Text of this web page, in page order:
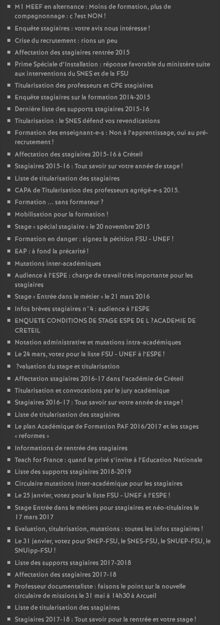
M1 MEEFen alternance : Moins de formation, plus de
compagnonnage : c?est NON !
Enquête stagiaires : votre avis nous intéresse!
Crise du recrutement : rions un peu
Affectation des stagiaires rentrée 2015
Prime Spéciale d’Installation : réponse favorable du ministère suite
aux interventions duSNESet de la FSU
Titularisation des professeurs etCPE stagiaires
Enquête stagiaires sur la formation 2014-2015
Dernière liste des supports stagiaires 2015-16
Titularisation : leSNESdéfend vos revendications
Formation des enseignant-e-s : Non à l’apprentissage, oui au pré-
recrutement!
Affectation des stagiaires 2015-16 à Créteil
Stagiaires 2015-16 : Tout savoir sur votre année de stage!
Liste de titularisation des stagiaires
CAPAde Titularisation des professeurs agrégé-e-s 2015.
Formation ... sans formateur?
Mobilisation pour la formation !
Stage «spécial stagiaire» le 20 novembre 2015
Formation en danger : signez la pétition FSU - UNEF!
EAP : à fond la précarité!
Mutations inter-académiques
Audience à l’ESPE : charge de travail très importante pour les
stagiaires
Stage « Entrée dans le métier» le 21 mars 2016
Infos brèves stagiaires n°4 : audience à l’ESPE
ENQUETE CONDITIONS DE STAGE ESPE DE L?ACADEMIE DE
CRETEIL
Notation administrative et mutations intra-académiques
Le 24 mars, votez pour la liste FSU - UNEFà l’ESPE !
?valuation du stage et titularisation
Affectation stagiaires 2016-17 dans l’académie de Créteil
Titularisation et convocations par le jury académique
Stagiaires 2016-17 : Tout savoir sur votre année de stage!
Liste de titularisation des stagiaires
Le plan Académique de Formation PAF2016/2017 et les stages
« reformes »
Informations de rentrée des stagiaires
Teach for France : quand le privé s’invite à l’Education Nationale
Liste des supports stagiaires 2018-2019
Circulaire mutations inter-académique pour les stagiaires
Le 25 janvier, votez pour la liste FSU - UNEFà l’ESPE !
Stage Entrée dans le métiers pour stagiaires et néo-titulaires le
17 mars 2017
Evaluation, titularisation, mutations : toutes les infos stagiaires !
Le 31 janvier, votez pourSNEP-FSU, leSNES-FSU, leSNUEP-FSU, le
SNUipp-FSU !
Liste des supports stagiaires 2017-2018
Affectation des stagiaires 2017-18
Professeur documentaliste : faisons le point sur la nouvelle
circulaire de missions le 31 mai à 14h30 à Arcueil
Liste de titularisation des stagiaires
Stagiaires 2017-18 : Tout savoir pour la rentrée et votre stage!